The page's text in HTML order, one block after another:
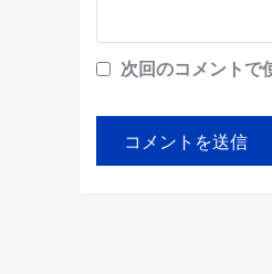
次回のコメントで